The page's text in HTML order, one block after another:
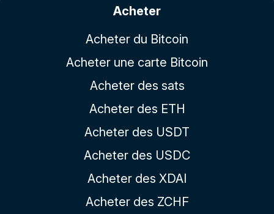
Acheter
Acheter du Bitcoin
Acheter une carte Bitcoin
Acheter des sats
Acheter des ETH
Acheter des USDT
Acheter des USDC
Acheter des XDAI
Acheter des ZCHF